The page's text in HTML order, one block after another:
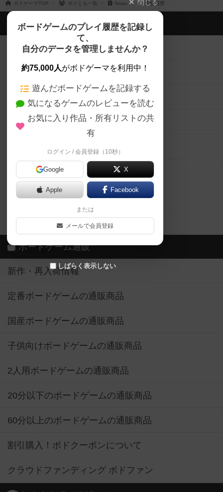
ボドゲーマTOP ボドとも一覧 firusu 投稿履歴
閉じる
ボードゲームのプレイ履歴を記録し
て、
自分のデータを管理しませんか？
約75,000人がボドゲーマを利用中！
遊んだボードゲームを記録する
気になるゲームのレビューを読む
お気に入り作品・所有リストの共
有
ログイン / 会員登録（10秒）
Google X
Apple Facebook
または
メールで会員登録
しばらく表示しない
ボドゲーマTOP
ボードゲームを検索する
ボードゲームの新着レビュー
ボードゲーム会情報
メカニクス特集
掲示板・トピックス
ボドとも・会員一覧
ボードゲーム業界コラム
ボドゲーマご利用案内
ボードゲーム通販
新作・再入荷情報
定番ボードゲームの通販商品
国産ボードゲームの通販商品
子供向けボードゲームの通販商品
2人用ボードゲームの通販商品
20分以下のボードゲームの通販商品
60分以上のボードゲームの通販商品
割引購入！ボドクーポンについて
クラウドファンディング ボドファン